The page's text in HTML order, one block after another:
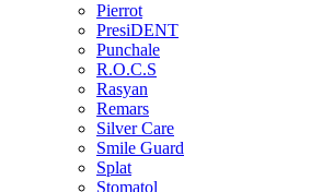
Pierrot
PresiDENT
Punchale
R.O.C.S
Rasyan
Remars
Silver Care
Smile Guard
Splat
Stomatol